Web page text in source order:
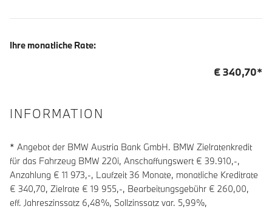
Ihre monatliche Rate:
€340,70*
INFORMATION
* Angebot der BMW Austria Bank GmbH. BMW Zielratenkredit
für das Fahrzeug BMW 220i, Anschaffungswert € 39.910,-,
Anzahlung € 11 973,-, Laufzeit36 Monate, monatliche Kreditrate
€ 340,70, Zielrate € 19 955,-, Bearbeitungsgebühr € 260,00,
eff. Jahreszinssatz 6,48%, Sollzinssatz var. 5,99%,